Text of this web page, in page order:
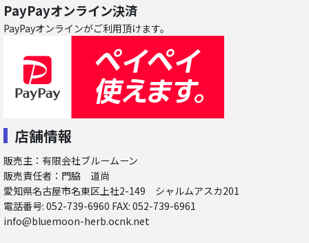
PayPayオンライン決済
PayPayオンラインがご利用頂けます。
店舗情報
販売主：有限会社ブルームーン
販売責任者：門脇 道尚
愛知県名古屋市名東区上社2-149 シャルムアスカ201
電話番号: 052-739-6960 FAX: 052-739-6961
info@bluemoon-herb.ocnk.net